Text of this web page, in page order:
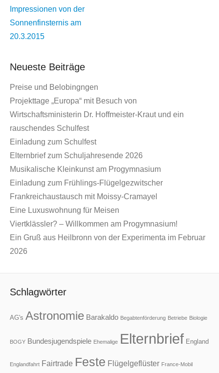
Impressionen von der
Sonnenfinsternis am
20.3.2015
Neueste Beiträge
Preise und Belobingngen
Projekttage „Europa“ mit Besuch von
Wirtschaftsministerin Dr. Hoffmeister-Kraut und ein
rauschendes Schulfest
Einladung zum Schulfest
Elternbrief zum Schuljahresende 2026
Musikalische Kleinkunst am Progymnasium
Einladung zum Frühlings-Flügelgezwitscher
Frankreichaustausch mit Moissy-Cramayel
Eine Luxuswohnung für Meisen
Viertklässler? – Willkommen am Progymnasium!
Ein Gruß aus Heilbronn von der Experimenta im Februar
2026
Schlagwörter
AG's Astronomie Barakaldo Begabtenförderung Betriebe Biologie
BOGY Bundesjugendspiele Ehemalige Elternbrief England
Englandfahrt Fairtrade Feste Flügelgeflüster France-Mobil